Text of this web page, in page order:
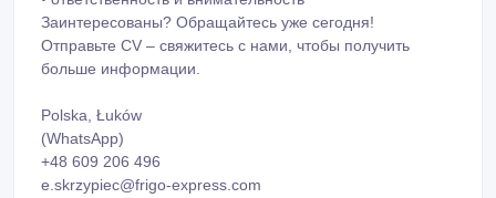
Заинтересованы? Обращайтесь уже сегодня!
Отправьте CV – свяжитесь с нами, чтобы получить
больше информации.
Polska, Łuków
(WhatsApp)
+48 609 206 496
e.skrzypiec@frigo-express.com